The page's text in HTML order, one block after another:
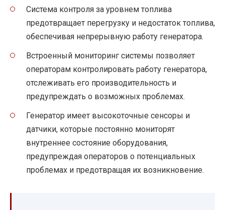
Система контроля за уровнем топлива
предотвращает перегрузку и недостаток топлива,
обеспечивая непрерывную работу генератора.
Встроенный мониторинг системы позволяет
операторам контролировать работу генератора,
отслеживать его производительность и
предупреждать о возможных проблемах.
Генератор имеет высокоточные сенсоры и
датчики, которые постоянно мониторят
внутреннее состояние оборудования,
предупреждая операторов о потенциальных
проблемах и предотвращая их возникновение.